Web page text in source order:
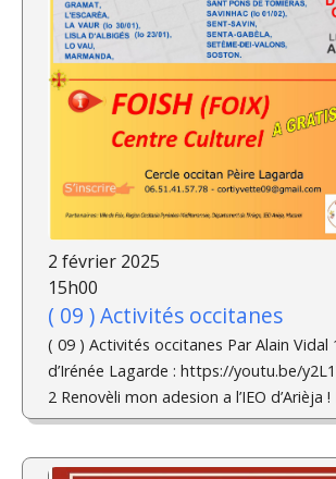
2 février 2025
15h00
( 09 ) Activités occitanes
( 09 ) Activités occitanes Par Alain Vidal
d’Irénée Lagarde : https://youtu.be/
2 Renovèli mon adesion a l’IEO d’Arièja